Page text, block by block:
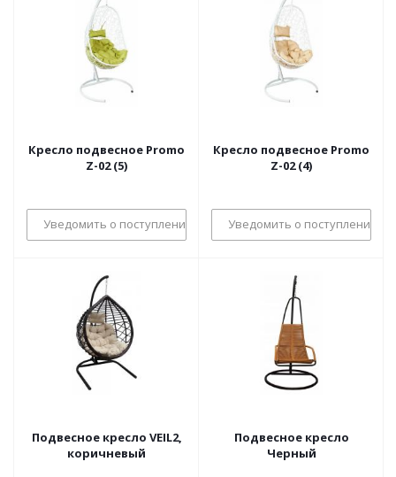
Кресло подвесное Promo
Z-02 (5)
Уведомить о поступлении
Кресло подвесное Promo
Z-02 (4)
Уведомить о поступлении
Подвесное кресло VEIL2,
коричневый
Подвесное кресло
Черный